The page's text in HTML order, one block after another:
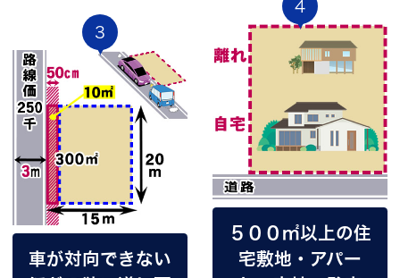
3
車が対向できない
4
５００㎡以上の住
宅敷地・アパー